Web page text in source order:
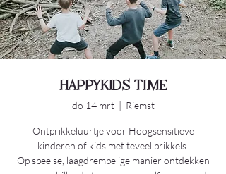
HAPPYKIDS TIME
do 14 mrt
  |
Riemst
Ontprikkeluurtje voor Hoogsensitieve
kinderen of kids met teveel prikkels.
Op speelse, laagdrempelige manier ontdekken